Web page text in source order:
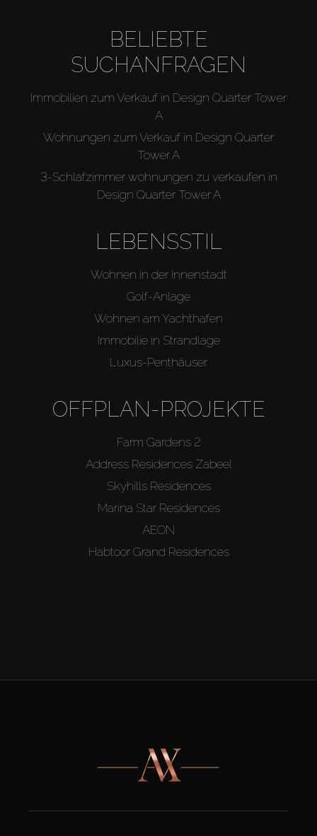
BELIEBTE
SUCHANFRAGEN
Immobilien zum Verkauf in Design Quarter Tower
A
Wohnungen zum Verkauf in Design Quarter
Tower A
3-Schlafzimmer wohnungen zu verkaufen in
Design Quarter Tower A
LEBENSSTIL
Wohnen in der Innenstadt
Golf-Anlage
Wohnen am Yachthafen
Immobilie in Strandlage
Luxus-Penthäuser
OFFPLAN-PROJEKTE
Farm Gardens 2
Address Residences Zabeel
Skyhills Residences
Marina Star Residences
AEON
Habtoor Grand Residences